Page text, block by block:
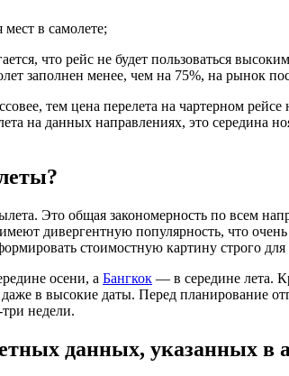
в самолете;
что рейс не будет пользоваться
заполнен менее, чем на 75%, на рынок
тем цена перелета на чартерном
на данных направлениях, это середина
Это общая закономерность по всем
дивергентную популярность, что
стоимостную картину строго для
осени, а Бангкок — в середине лета.
в высокие даты. Перед планирование
недели.
данных, указанных в